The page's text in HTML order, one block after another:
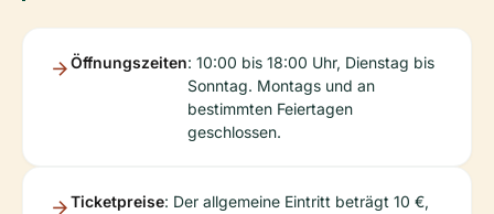
Öffnungszeiten: 10:00 bis 18:00 Uhr, Dienstag bis
Sonntag. Montags und an
bestimmten Feiertagen
geschlossen.
Ticketpreise: Der allgemeine Eintritt beträgt 10 €,